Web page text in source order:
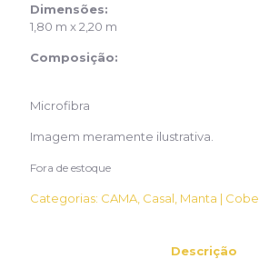
Dimensões:
1,80 m x 2,20 m
Composição:
Microfibra
Imagem meramente ilustrativa.
Fora de estoque
Categorias: CAMA Casal Manta |
Descrição